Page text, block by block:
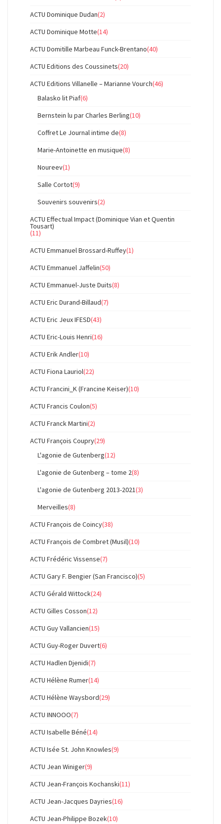
ACTU Dominique Dudan(2)
ACTU Dominique Motte(14)
ACTU Domitille Marbeau Funck-Brentano(40)
ACTU Editions des Coussinets(20)
ACTU Editions Villanelle – Marianne Vourch(46)
Balasko lit Piaf(6)
Bernstein lu par Charles Berling(10)
Coffret Le Journal intime de(8)
Marie-Antoinette en musique(8)
Noureev(1)
Salle Cortot(9)
Souvenirs souvenirs(2)
ACTU Effectual Impact (Dominique Vian et Quentin
Tousart)
(11)
ACTU Emmanuel Brossard-Ruffey(1)
ACTU Emmanuel Jaffelin(50)
ACTU Emmanuel-Juste Duits(8)
ACTU Eric Durand-Billaud(7)
ACTU Eric Jeux IFESD(43)
ACTU Eric-Louis Henri(16)
ACTU Erik Andler(10)
ACTU Fiona Lauriol(22)
ACTU Francini_K (Francine Keiser)(10)
ACTU Francis Coulon(5)
ACTU Franck Martini(2)
ACTU François Coupry(29)
L'agonie de Gutenberg(12)
L'agonie de Gutenberg – tome 2(8)
L'agonie de Gutenberg 2013-2021(3)
Merveilles(8)
ACTU François de Coincy(38)
ACTU François de Combret (Musil)(10)
ACTU Frédéric Vissense(7)
ACTU Gary F. Bengier (San Francisco)(5)
ACTU Gérald Wittock(24)
ACTU Gilles Cosson(12)
ACTU Guy Vallancien(15)
ACTU Guy-Roger Duvert(6)
ACTU Hadlen Djenidi(7)
ACTU Hélène Rumer(14)
ACTU Hélène Waysbord(29)
ACTU INNOOO(7)
ACTU Isabelle Béné(14)
ACTU Isée St. John Knowles(9)
ACTU Jean Winiger(9)
ACTU Jean-François Kochanski(11)
ACTU Jean-Jacques Dayries(16)
ACTU Jean-Philippe Bozek(10)